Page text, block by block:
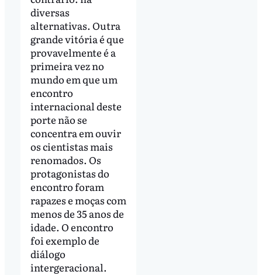
diversas
alternativas. Outra
grande vitória é que
provavelmente é a
primeira vez no
mundo em que um
encontro
internacional deste
porte não se
concentra em ouvir
os cientistas mais
renomados. Os
protagonistas do
encontro foram
rapazes e moças com
menos de 35 anos de
idade. O encontro
foi exemplo de
diálogo
intergeracional.